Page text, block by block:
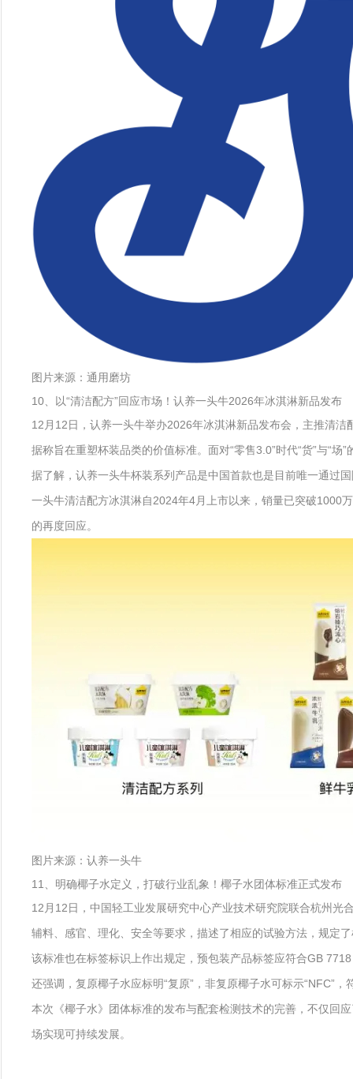
图片来源：通用磨坊
10、以“清洁配方”回应市场！认养一头牛2026年冰淇淋新品发布
12月12日，认养一头牛举办2026年冰淇淋新品发布会，主推清
据称旨在重塑杯装品类的价值标准。面对“零售3.0”时代“货”与“
据了解，认养一头牛杯装系列产品是中国首款也是目前唯一通过
一头牛清洁配方冰淇淋自2024年4月上市以来，销量已突破1000
的再度回应。
图片来源：认养一头牛
11、明确椰子水定义，打破行业乱象！椰子水团体标准正式发布
12月12日，中国轻工业发展研究中心产业技术研究院联合杭州
辅料、感官、理化、安全等要求，描述了相应的试验方法，规定
该标准也在标签标识上作出规定，预包装产品标签应符合GB
还强调，复原椰子水应标明“复原”，非复原椰子水可标示“NFC”，
本次《椰子水》团体标准的发布与配套检测技术的完善，不仅回
场实现可持续发展。